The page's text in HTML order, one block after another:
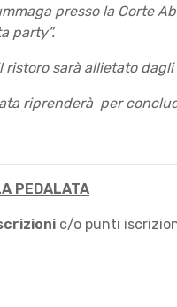
presso la Corte
party”.
ristoro sarà allietato
riprenderà per
PEDALATA
c/o punti